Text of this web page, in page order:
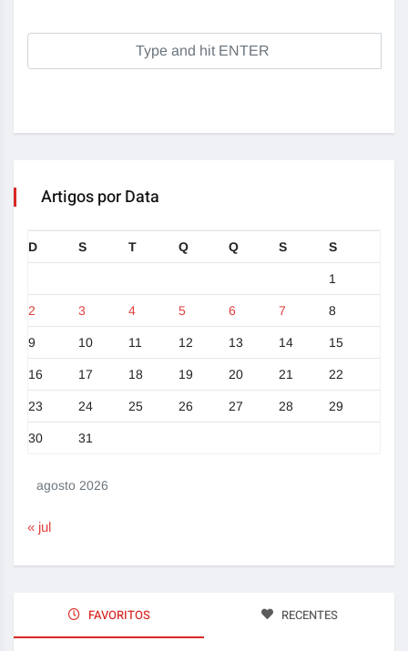
Artigos por Data
agosto 2026
D S T Q Q S S
1
2 3 4 5 6 7 8
9 10 11 12 13 14 15
16 17 18 19 20 21 22
23 24 25 26 27 28 29
30 31
« jul
FAVORITOS RECENTES